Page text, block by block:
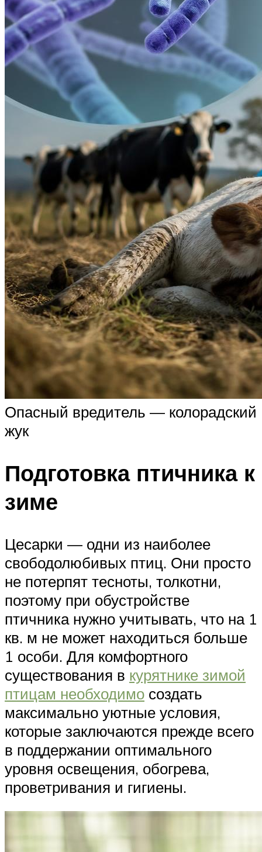
Опасный вредитель — колорадский
жук
Подготовка птичника к
зиме
Цесарки — одни из наиболее
свободолюбивых птиц. Они просто
не потерпят тесноты, толкотни,
поэтому при обустройстве
птичника нужно учитывать, что на 1
кв. м не может находиться больше
1 особи. Для комфортного
существования в курятнике зимой
птицам необходимо создать
максимально уютные условия,
которые заключаются прежде всего
в поддержании оптимального
уровня освещения, обогрева,
проветривания и гигиены.